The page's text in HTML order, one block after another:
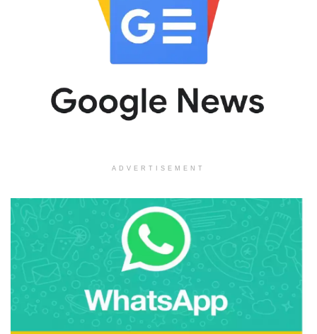
ADVERTISEMENT